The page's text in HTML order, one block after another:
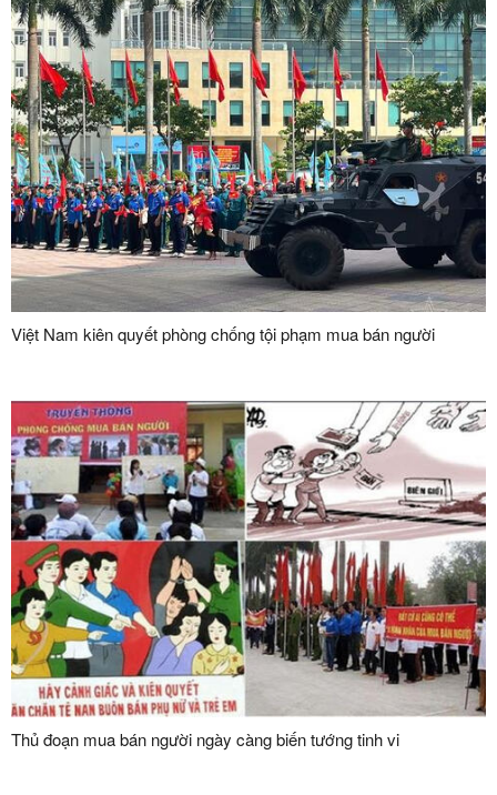
Việt Nam kiên quyết phòng chống tội phạm mua bán người
Thủ đoạn mua bán người ngày càng biến tướng tinh vi